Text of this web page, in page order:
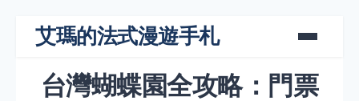
艾瑪的法式漫遊手札
台灣蝴蝶園全攻略：門票